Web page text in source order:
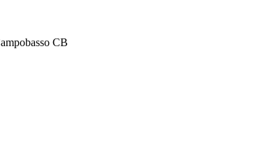
CB